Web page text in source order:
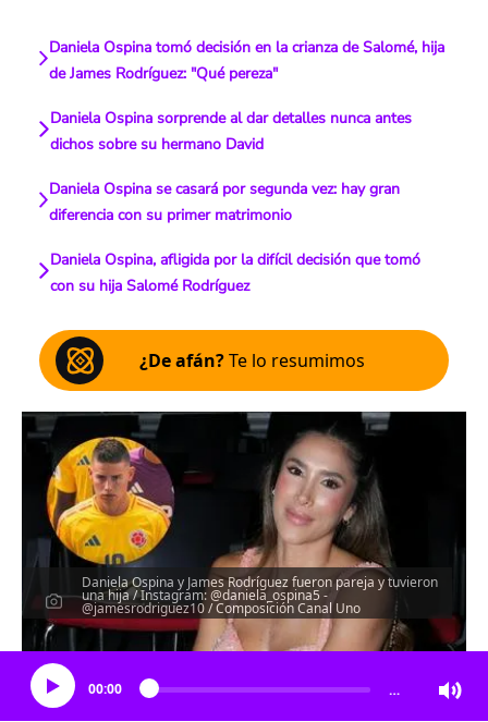
Daniela Ospina tomó decisión en la crianza de Salomé, hija
de James Rodríguez: "Qué pereza"
Daniela Ospina sorprende al dar detalles nunca antes
dichos sobre su hermano David
Daniela Ospina se casará por segunda vez: hay gran
diferencia con su primer matrimonio
Daniela Ospina, afligida por la difícil decisión que tomó
con su hija Salomé Rodríguez
¿De afán?Te lo resumimos
Daniela Ospina y James Rodríguez fueron pareja y tuvieron
una hija / Instagram: @daniela_ospina5 -
@jamesrodriguez10 / Composición Canal Uno
Escucha el artículo
00:00 …